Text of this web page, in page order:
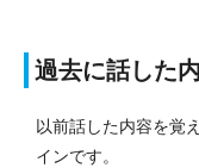
過去に話した
以前話した内容を覚
インです。